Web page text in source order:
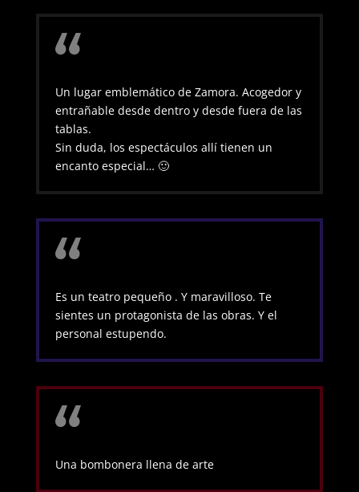
Un lugar emblemático de Zamora. Acogedor y
entrañable desde dentro y desde fuera de las
tablas.
Sin duda, los espectáculos allí tienen un
encanto especial… 🙂
Es un teatro pequeño . Y maravilloso. Te
sientes un protagonista de las obras. Y el
personal estupendo.
Una bombonera llena de arte